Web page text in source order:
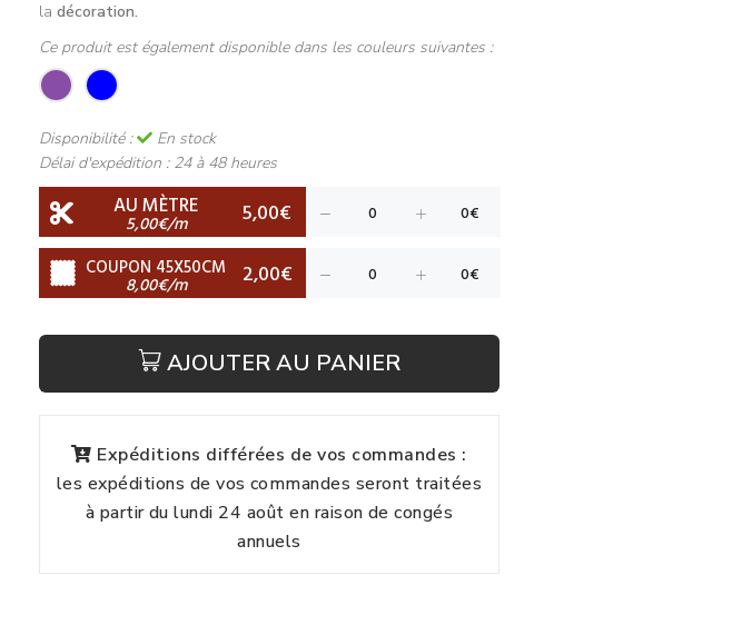
la décoration.
Ce produit est également disponible dans les couleurs suivantes :
Disponibilité :
En stock
Délai d'expédition : 24 à 48 heures
AU MÈTRE
5,00€/m 5,00€
COUPON 45X50CM
8,00€/m 2,00€
AJOUTER AU PANIER
Expéditions différées de vos commandes :
les expéditions de vos commandes seront traitées
à partir du lundi 24 août en raison de congés
annuels